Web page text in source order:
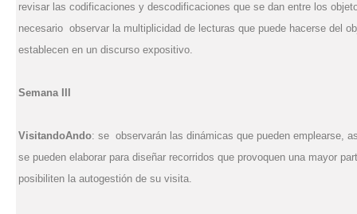
revisar las codificaciones y descodificaciones que se dan entre los
necesario observar la multiplicidad de lecturas que puede hacerse del
establecen en un discurso expositivo.
Semana III
VisitandoAndo: se observarán las dinámicas que pueden emplearse,
se pueden elaborar para diseñar recorridos que provoquen una mayor
posibiliten la autogestión de su visita.